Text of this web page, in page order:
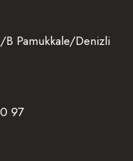
B Pamukkale/Denizli
97